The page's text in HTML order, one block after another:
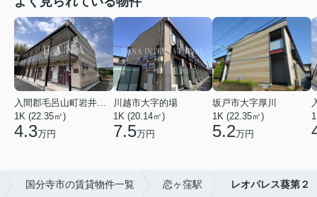
入間郡毛呂山町岩井西１丁目
1K (22.35㎡)
4.3万円
川越市大字的場
1K (20.14㎡)
7.5万円
坂戸市大字厚川
1K (22.35㎡)
5.2万円
国分寺市の賃貸物件一覧 恋ヶ窪駅 レオパレス葵第２